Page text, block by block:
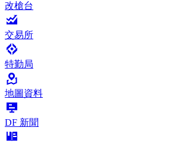
改槍台
交易所
特勤局
地圖資料
DF 新聞